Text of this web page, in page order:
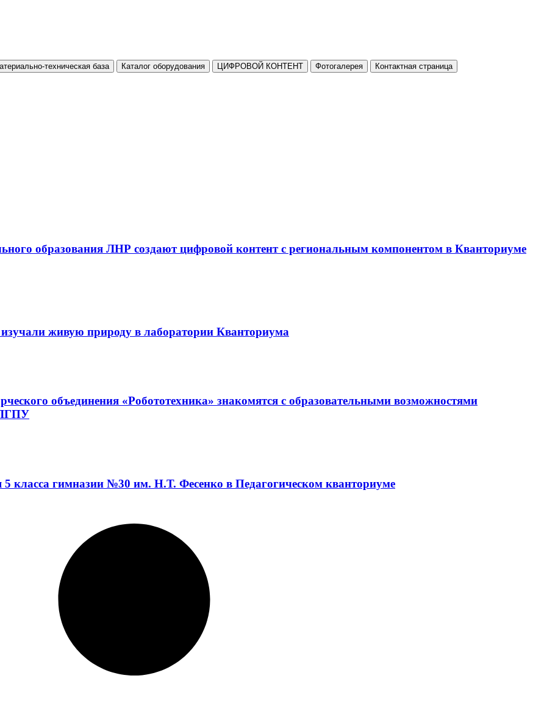
техническая база Каталог оборудования ЦИФРОВОЙ КОНТЕНТ Фотогалерея Контактная страница
образования ЛНР создают цифровой контент с региональным компонентом в Кванториуме
живую природу в лаборатории Кванториума
объединения «Робототехника» знакомятся с образовательными возможностями
класса гимназии №30 им. Н.Т. Фесенко в Педагогическом кванториуме